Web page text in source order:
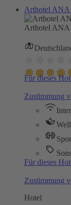
Arthotel ANA
Arthotel ANA
Für dieses
Zustimmung
Für dieses
Zustimmung
Hotel